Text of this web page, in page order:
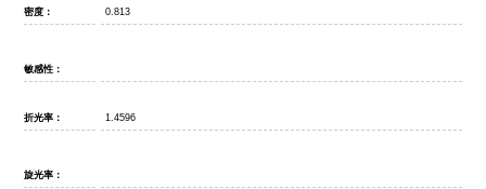
密度： 0.813
敏感性：
折光率： 1.4596
旋光率：